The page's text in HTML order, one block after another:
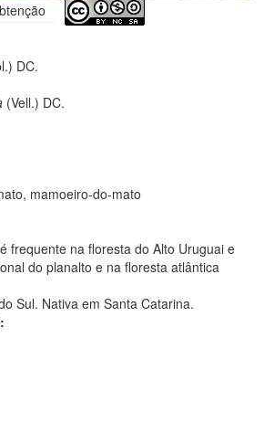
DC.
(Vell.) DC.
mamoeiro-do-mato
frequente na floresta do Alto Uruguai e
do planalto e na floresta atlântica
Sul. Nativa em Santa Catarina.